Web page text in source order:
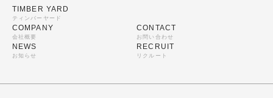
TIMBER YARD
ティンバーヤード
COMPANY
会社概要
NEWS
お知らせ
CONTACT
お問い合わせ
RECRUIT
リクルート